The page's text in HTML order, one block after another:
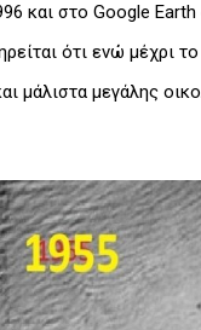
και στο Google
ότι ενώ μέχρι
μεγάλης